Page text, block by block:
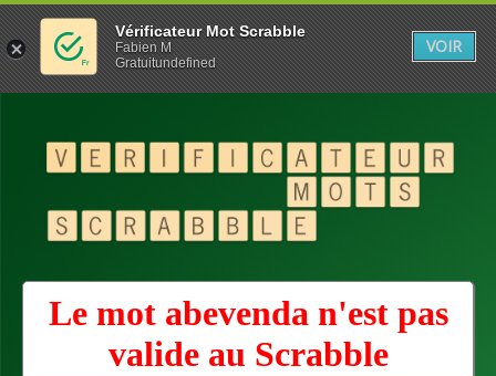
Le mot abevenda n'est pas
valide au Scrabble
Vérificateur Mot Scrabble
Fabien M
Gratuitundefined
VOIR